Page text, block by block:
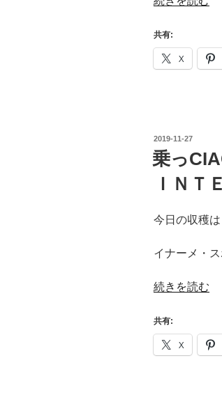
CIAO！
Igname
Sports
共有:
X
投
稿
日:
2019-11-27
乗っ
ＩＮＴ
今日の収穫は
イナーメ・
“乗
CIAO！
イ
ナ
続きを読む
共有:
X